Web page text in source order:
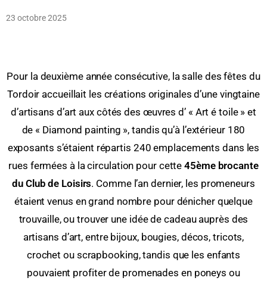
23 octobre 2025
Pour la deuxième année consécutive, la salle des fêtes du
Tordoir accueillait les créations originales d’une vingtaine
d’artisans d’art aux côtés des œuvres d’ « Art é toile » et
de « Diamond painting », tandis qu’à l’extérieur 180
exposants s’étaient répartis 240 emplacements dans les
rues fermées à la circulation pour cette45ème brocante
du Club de Loisirs. Comme l’an dernier, les promeneurs
étaient venus en grand nombre pour dénicher quelque
trouvaille, ou trouver une idée de cadeau auprès des
artisans d’art, entre bijoux, bougies, décos, tricots,
crochet ou scrapbooking, tandis que les enfants
pouvaient profiter de promenades en poneys ou